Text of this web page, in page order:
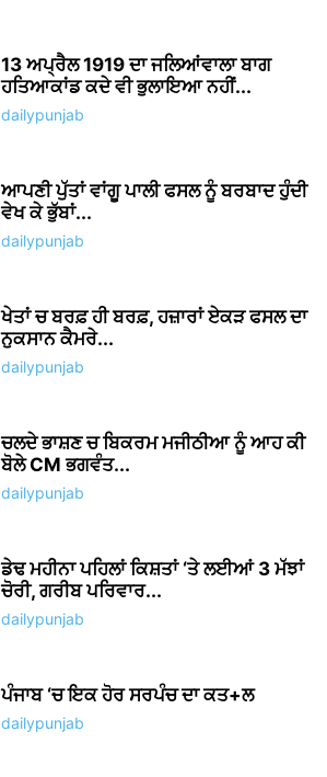
13 ਅਪ੍ਰੈਲ 1919 ਦਾ ਜਲਿਆਂਵਾਲਾ ਬਾਗ
ਹਤਿਆਕਾਂਡ ਕਦੇ ਵੀ ਭੁਲਾਇਆ ਨਹੀਂ...
dailypunjab
ਆਪਣੀ ਪੁੱਤਾਂ ਵਾਂਗੂ ਪਾਲੀ ਫਸਲ ਨੂੰ ਬਰਬਾਦ ਹੁੰਦੀ
ਵੇਖ ਕੇ ਭੁੱਬਾਂ...
dailypunjab
ਖੇਤਾਂ ਚ ਬਰਫ਼ ਹੀ ਬਰਫ਼, ਹਜ਼ਾਰਾਂ ਏਕੜ ਫਸਲ ਦਾ
ਨੁਕਸਾਨ ਕੈਮਰੇ...
dailypunjab
ਚਲਦੇ ਭਾਸ਼ਣ ਚ ਬਿਕਰਮ ਮਜੀਠੀਆ ਨੂੰ ਆਹ ਕੀ
ਬੋਲੇ CM ਭਗਵੰਤ...
dailypunjab
ਡੇਢ ਮਹੀਨਾ ਪਹਿਲਾਂ ਕਿਸ਼ਤਾਂ ‘ਤੇ ਲਈਆਂ 3 ਮੱਝਾਂ
ਚੋਰੀ, ਗਰੀਬ ਪਰਿਵਾਰ...
dailypunjab
ਪੰਜਾਬ ‘ਚ ਇਕ ਹੋਰ ਸਰਪੰਚ ਦਾ ਕਤ+ਲ
dailypunjab